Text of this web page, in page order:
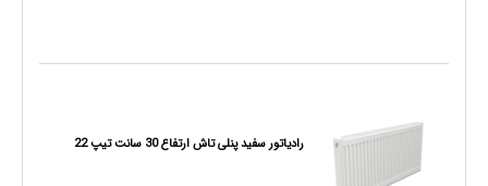
رادیاتور سفید پنلی تاش ارتفاع 30 سانت تیپ 22